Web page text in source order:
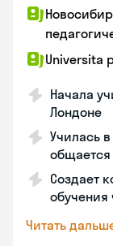
Universita
Начала
Лондоне
Училась
общается
Создает
обучения
Читать